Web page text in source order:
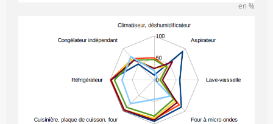
en %